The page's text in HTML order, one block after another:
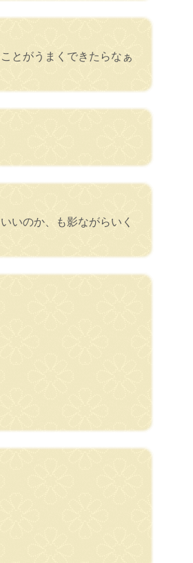
とがうまくできたらなぁ
いのか、も影ながらいく